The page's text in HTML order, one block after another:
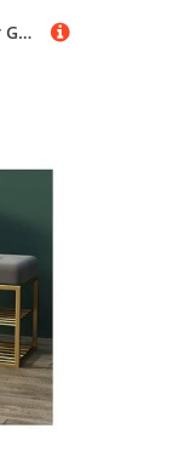
Wasserdichte Sitzkissen für Gartenbank, 100 cm, 2-/3-Sitzer-Bank, 120 cm, 150 cm, für Terrassenmöbel, Schaukelstuhl, drinnen und draußen, 120 x 45 x 5 cm, Dunkelrot